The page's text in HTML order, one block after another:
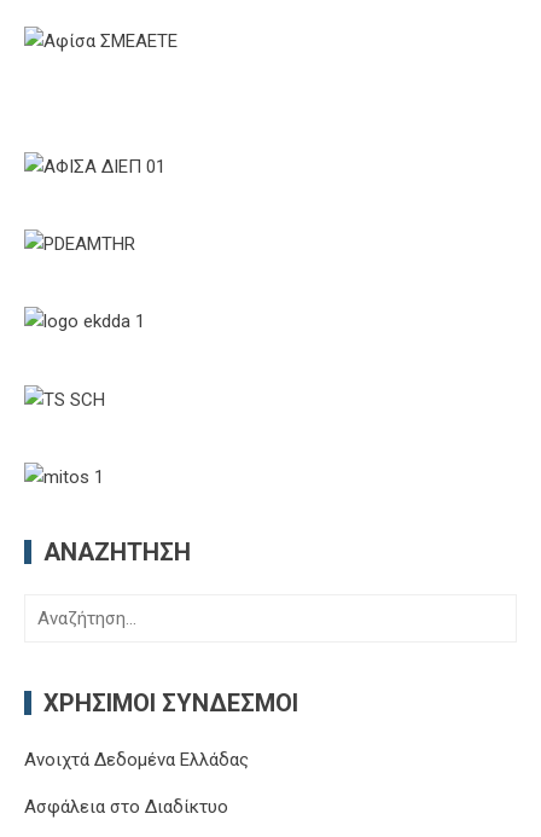
ΑΝΑΖΉΤΗΣΗ
για:
ΧΡΉΣΙΜΟΙ ΣΎΝΔΕΣΜΟΙ
Ανοιχτά Δεδομένα Ελλάδας
Ασφάλεια στο Διαδίκτυο